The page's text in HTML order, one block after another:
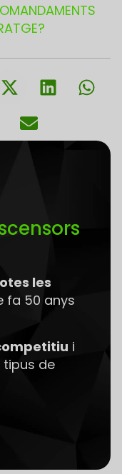
les
fa 50 anys
i
de